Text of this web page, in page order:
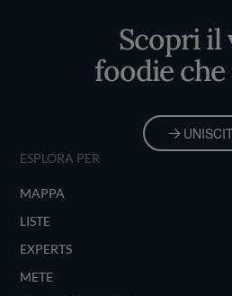
Scopri il
foodie
ESPLORA PER
MAPPA
LISTE
EXPERTS
METE